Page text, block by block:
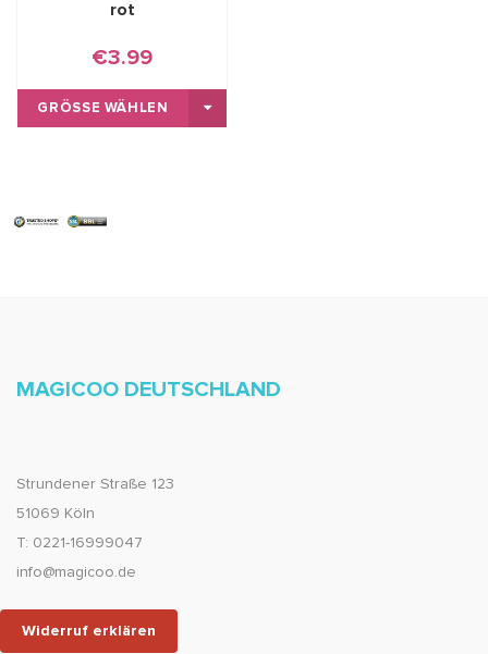
rot
€3.99
GRÖSSE WÄHLEN
MAGICOO DEUTSCHLAND
Strundener Straße 123
51069 Köln
T: 0221-16999047
info@magicoo.de
Widerruf erklären